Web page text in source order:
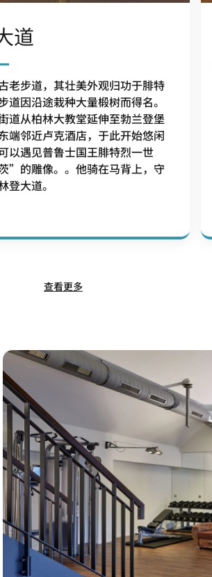
道
老步道，其壮美外观归功于腓特
道因沿途栽种大量椴树而得名。
道从柏林大教堂延伸至勃兰登堡
端邻近卢克酒店，于此开始悠闲
以遇见普鲁士国王腓特烈一世
”的雕像。。他骑在马背上，守
登大道。
查看更多